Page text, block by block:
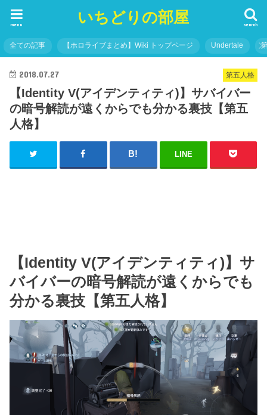
いちどりの部屋 search
menu
全ての記事 【ホロライブまとめ】Wiki トップページ Undertale
第五人格
2018.07.27
【Identity V(アイデンティティ)】サバイバー
の暗号解読が遠くからでも分かる裏技【第五
人格】
LINE
【Identity V(アイデンティティ)】サ
バイバーの暗号解読が遠くからでも
分かる裏技【第五人格】